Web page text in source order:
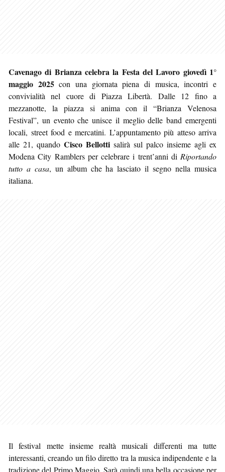
Cavenago di Brianza celebra la Festa del Lavoro giovedì 1°
maggio 2025con una giornata piena di musica, incontri e
convivialità nel cuore di Piazza Libertà. Dalle 12 fino a
mezzanotte, la piazza si anima con il “Brianza Velenosa
Festival”, un evento che unisce il meglio delle band emergenti
locali, street food e mercatini. L’appuntamento più atteso arriva
alle 21, quando Cisco Bellotti salirà sul palco insieme agli ex
Modena City Ramblers per celebrare i trent’anni di Riportando
tutto a casa, un album che ha lasciato il segno nella musica
italiana.
Il festival mette insieme realtà musicali differenti ma tutte
interessanti, creando un filo diretto tra la musica indipendente e la
tradizione del Primo Maggio. Sarà quindi una bella occasione per